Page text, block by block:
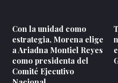
Con la unidad como
estrategia, Morena elige
a Ariadna Montiel Reyes
como presidenta del
Comité Ejecutivo